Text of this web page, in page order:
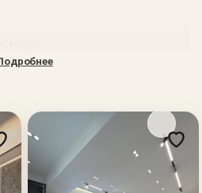
va komfort klassidagi
qurmoqda, mintaqada keng